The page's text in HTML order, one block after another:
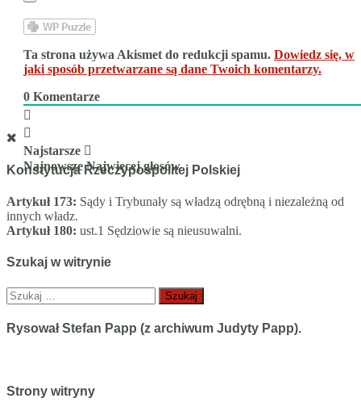
Ta strona używa Akismet do redukcji spamu. Dowiedz się, w
jaki sposób przetwarzane są dane Twoich komentarzy.
0 Komentarze
Najstarsze
Najnowsze Najwięcej głosów
Konstytucja Rzeczypospolitej Polskiej
Artykuł 173: Sądy i Trybunały są władzą odrębną i niezależną od
innych władz.
Artykuł 180: ust.1 Sędziowie są nieusuwalni.
Szukaj w witrynie
Szukaj:
Rysował Stefan Papp (z archiwum Judyty Papp).
Strony witryny